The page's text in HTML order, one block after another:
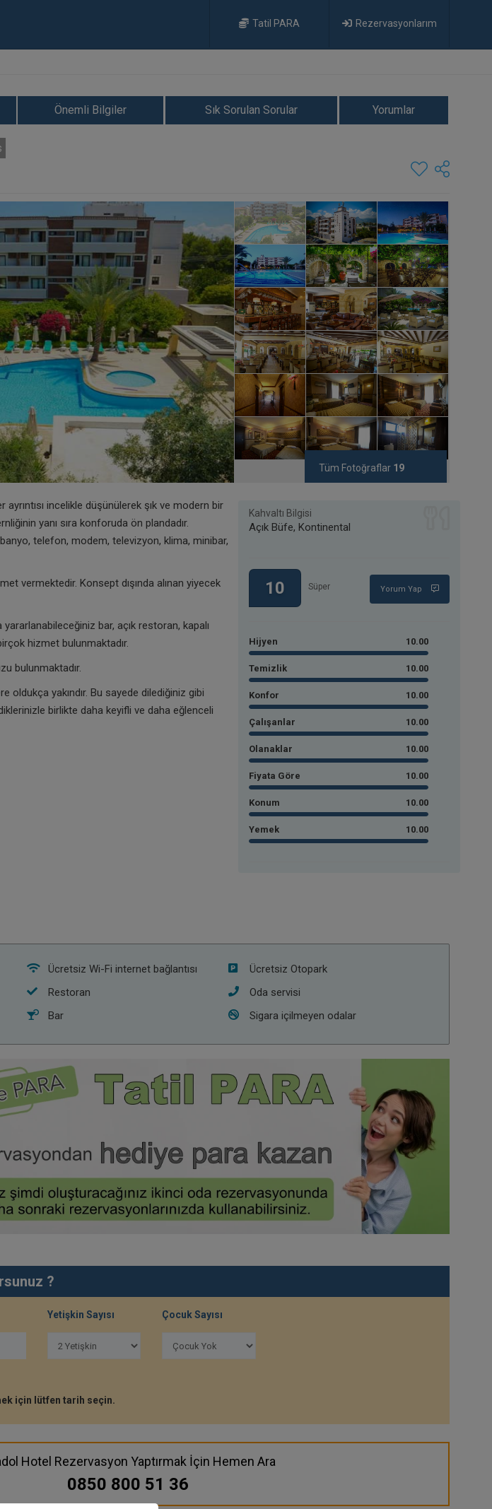
Rezervasyonlarım
Tatil PARA
Önemli Bilgiler Sık Sorulan Sorular Yorumlar
Tüm Fotoğraflar 19
incelikle düşünülerek şık ve modern bir
yanı sıra konforuda ön plandadır.
telefon, modem, televizyon, klima, minibar,
vermektedir. Konsept dışında alınan yiyecek
bar, açık restoran, kapalı
hizmet bulunmaktadır.
bulunmaktadır.
yakındır. Bu sayede dilediğiniz gibi
birlikte daha keyifli ve daha eğlenceli
Kahvaltı Bilgisi
Açık Büfe, Kontinental
10 Süper Yorum Yap
Hijyen 10.00
Temizlik 10.00
Konfor 10.00
Çalışanlar 10.00
Olanaklar 10.00
Fiyata Göre 10.00
Konum 10.00
Yemek 10.00
Ücretsiz Wi-Fi internet bağlantısı
Ücretsiz Otopark
Restoran
Oda servisi
Bar Sigara içilmeyen odalar
?
Yetişkin Sayısı Çocuk Sayısı
için lütfen tarih seçin.
Hotel Rezervasyon Yaptırmak İçin Hemen Ara
0850 800 51 36